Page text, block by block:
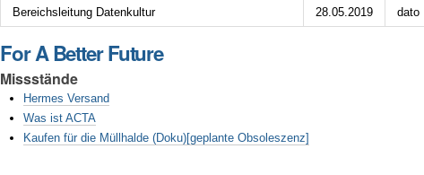
Bereichsleitung Datenkultur 28.05.2019 dato
For A Better Future
Missstände
Hermes Versand
Was ist ACTA
Kaufen für die Müllhalde (Doku)[geplante Obsoleszenz]